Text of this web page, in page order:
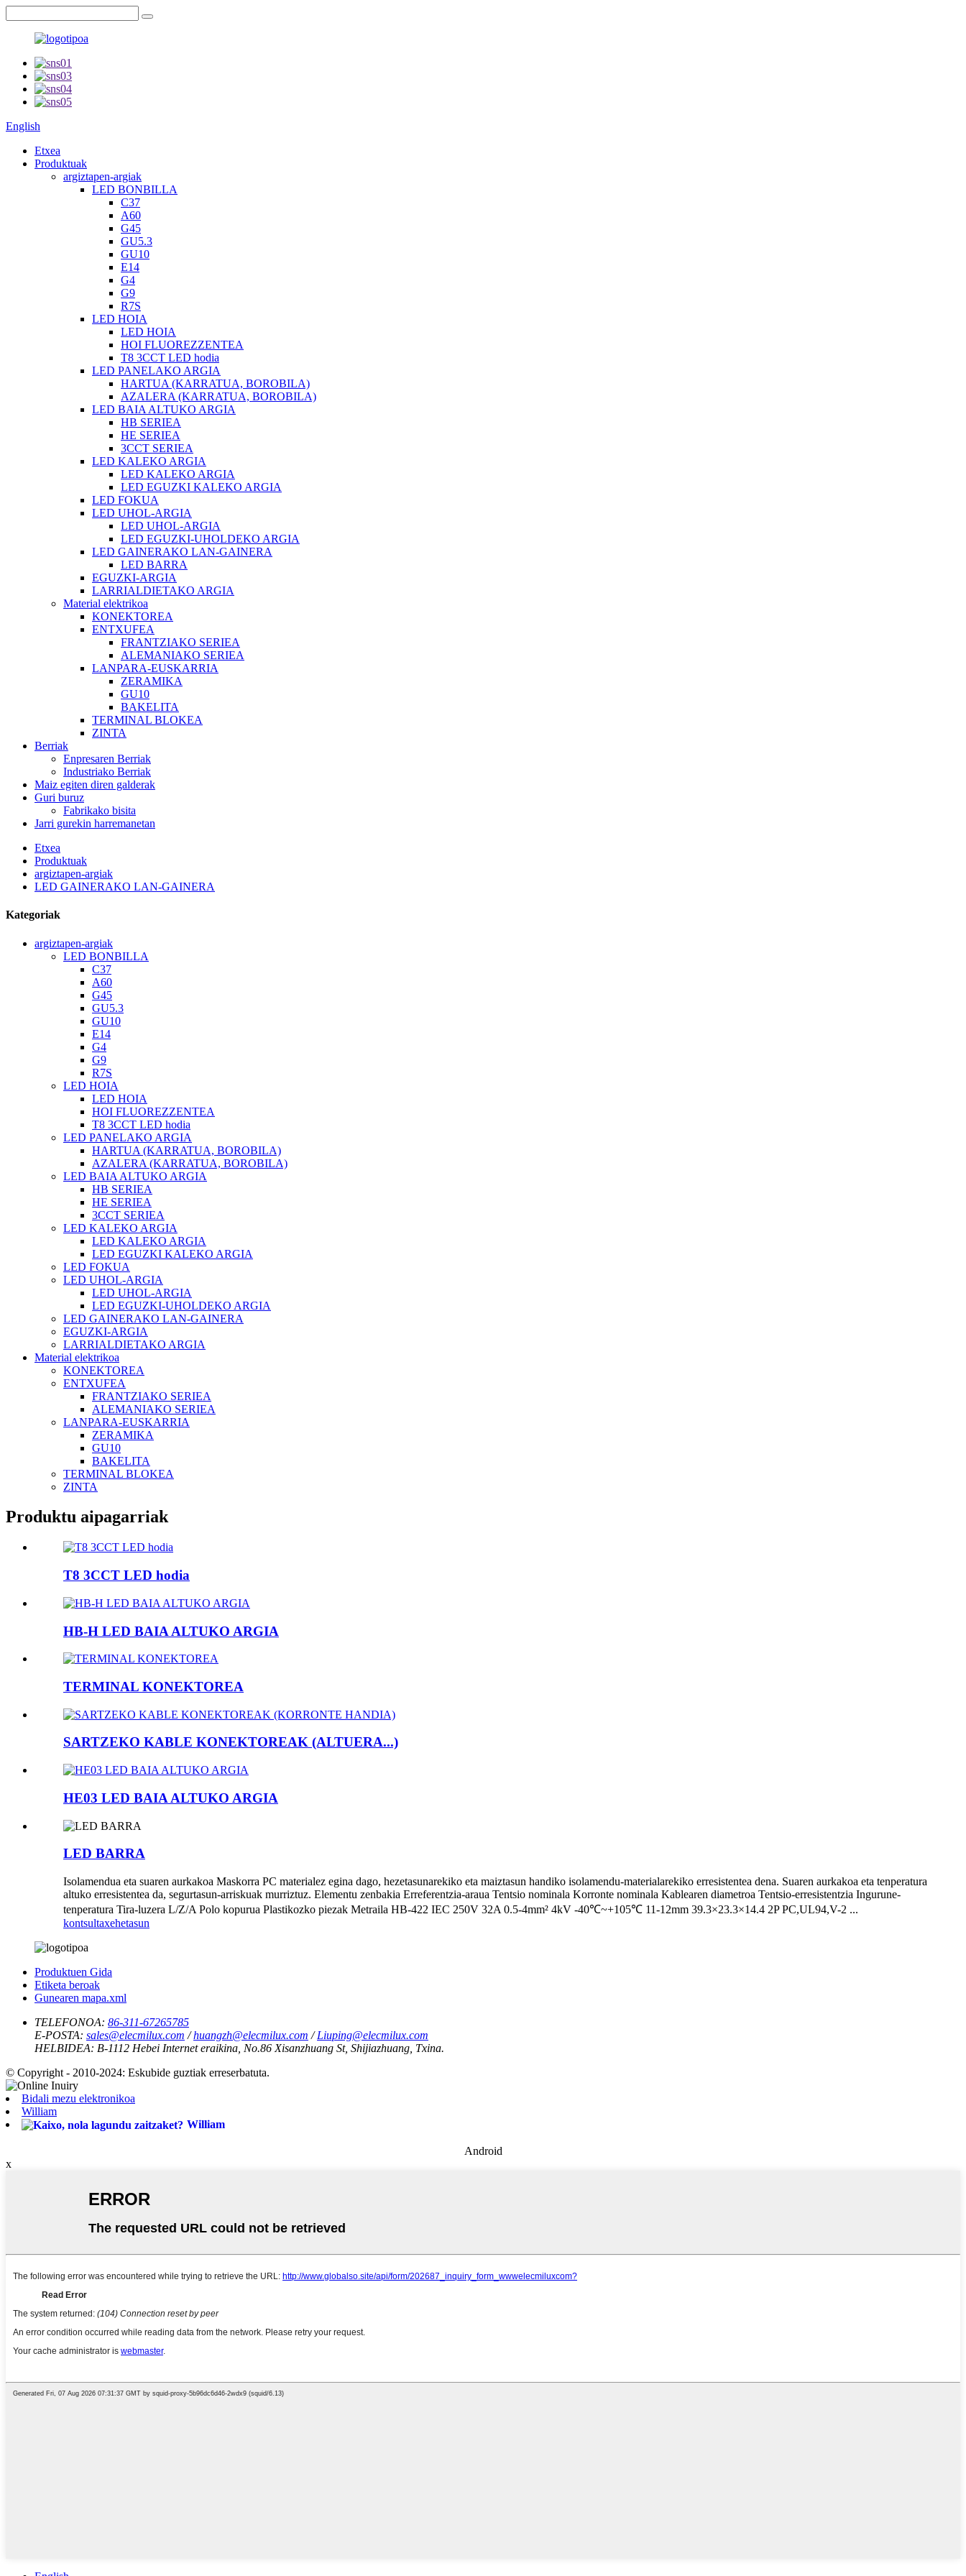
English
Etxea
Produktuak
argiztapen-argiak
LED BONBILLA
C37
A60
G45
GU5.3
GU10
E14
G4
G9
R7S
LED HOIA
LED HOIA
HOI FLUOREZZENTEA
T8 3CCT LED hodia
LED PANELAKO ARGIA
HARTUA (KARRATUA, BOROBILA)
AZALERA (KARRATUA, BOROBILA)
LED BAIA ALTUKO ARGIA
HB SERIEA
HE SERIEA
3CCT SERIEA
LED KALEKO ARGIA
LED KALEKO ARGIA
LED EGUZKI KALEKO ARGIA
LED FOKUA
LED UHOL-ARGIA
LED UHOL-ARGIA
LED EGUZKI-UHOLDEKO ARGIA
LED GAINERAKO LAN-GAINERA
LED BARRA
EGUZKI-ARGIA
LARRIALDIETAKO ARGIA
Material elektrikoa
KONEKTOREA
ENTXUFEA
FRANTZIAKO SERIEA
ALEMANIAKO SERIEA
LANPARA-EUSKARRIA
ZERAMIKA
GU10
BAKELITA
TERMINAL BLOKEA
ZINTA
Berriak
Enpresaren Berriak
Industriako Berriak
Maiz egiten diren galderak
Guri buruz
Fabrikako bisita
Jarri gurekin harremanetan
Etxea
Produktuak
argiztapen-argiak
LED GAINERAKO LAN-GAINERA
Kategoriak
argiztapen-argiak
LED BONBILLA
C37
A60
G45
GU5.3
GU10
E14
G4
G9
R7S
LED HOIA
LED HOIA
HOI FLUOREZZENTEA
T8 3CCT LED hodia
LED PANELAKO ARGIA
HARTUA (KARRATUA, BOROBILA)
AZALERA (KARRATUA, BOROBILA)
LED BAIA ALTUKO ARGIA
HB SERIEA
HE SERIEA
3CCT SERIEA
LED KALEKO ARGIA
LED KALEKO ARGIA
LED EGUZKI KALEKO ARGIA
LED FOKUA
LED UHOL-ARGIA
LED UHOL-ARGIA
LED EGUZKI-UHOLDEKO ARGIA
LED GAINERAKO LAN-GAINERA
EGUZKI-ARGIA
LARRIALDIETAKO ARGIA
Material elektrikoa
KONEKTOREA
ENTXUFEA
FRANTZIAKO SERIEA
ALEMANIAKO SERIEA
LANPARA-EUSKARRIA
ZERAMIKA
GU10
BAKELITA
TERMINAL BLOKEA
ZINTA
Produktu aipagarriak
T8 3CCT LED hodia
HB-H LED BAIA ALTUKO ARGIA
TERMINAL KONEKTOREA
SARTZEKO KABLE KONEKTOREAK (ALTUERA...)
HE03 LED BAIA ALTUKO ARGIA
LED BARRA
Isolamendua eta suaren aurkakoa Maskorra PC materialez egina dago, hezetasunarekiko eta maiztasun handiko isolamendu-materialarekiko erresistentea dena. Suaren aurkakoa eta tenperatura
altuko erresistentea da, segurtasun-arriskuak murriztuz. Elementu zenbakia Erreferentzia-araua Tentsio nominala Korronte nominala Kablearen diametroa Tentsio-erresistentzia Ingurune-
tenperatura Tira-luzera L/Z/A Polo kopurua Plastikozko piezak Metraila HB-422 IEC 250V 32A 0.5-4mm² 4kV -40℃~+105℃ 11-12mm 39.3×23.3×14.4 2P PC,UL94,V-2 ...
kontsultaxehetasun
Produktuen Gida
Etiketa beroak
Gunearen mapa.xml
TELEFONOA: 86-311-67265785
E-POSTA: sales@elecmilux.com /huangzh@elecmilux.com /Liuping@elecmilux.com
HELBIDEA: B-1112 Hebei Internet eraikina, No.86 Xisanzhuang St, Shijiazhuang, Txina.
© Copyright - 2010-2024: Eskubide guztiak erreserbatuta.
Bidali mezu elektronikoa
William
William
Android
x